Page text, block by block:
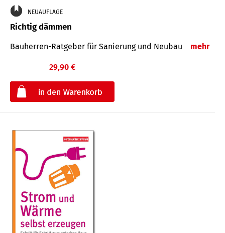
NEUAUFLAGE
Richtig dämmen
Bauherren-Ratgeber für Sanierung und Neubau mehr
29,90 €